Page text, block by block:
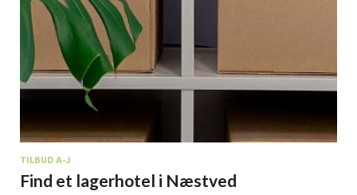
TILBUD A-J
Find et lagerhotel i Næstved